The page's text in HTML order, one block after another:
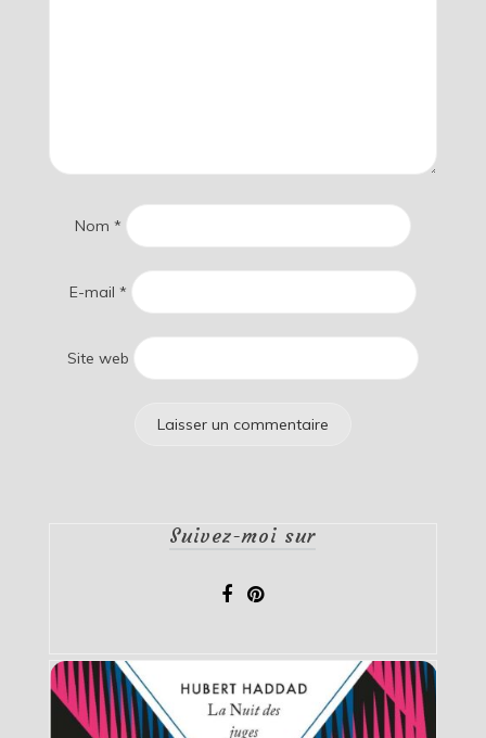
Nom *
E-mail *
Site web
Suivez-moi sur